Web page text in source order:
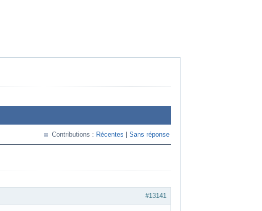
Contributions : Récentes Sans réponse
#13141